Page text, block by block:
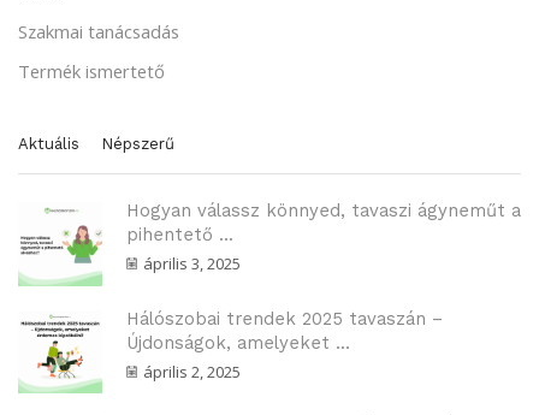
Szakmai tanácsadás
Termék ismertető
Aktuális Népszerű
Hogyan válassz könnyed, tavaszi ágyneműt a
pihentető ...
április 3, 2025
Hálószobai trendek 2025 tavaszán –
Újdonságok, amelyeket ...
április 2, 2025